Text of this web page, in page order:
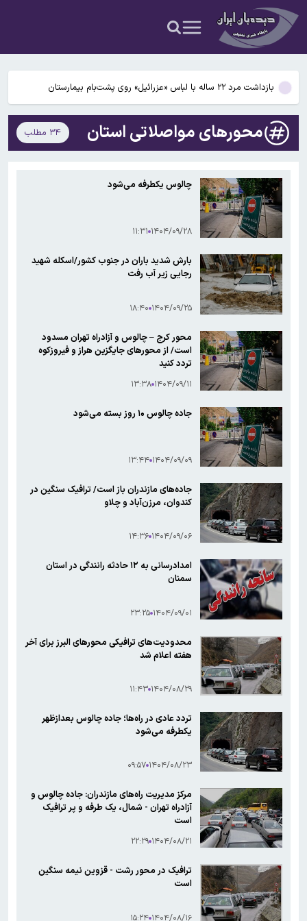
حادثه هولناک در پاساژ علاءالدین؛ ۶ نفر به بیمارستان منتقل شدند
راز ردپاهای ۱٫۴۳ میلیون ساله؛ آیا انسان‌تباران اولیه بزرگ‌تر از تصور ما
بودند؟
بازداشت مرد ۲۲ ساله با لباس «عزرائیل» روی پشت‌بام بیمارستان
حملات به عربستان از پایگاه‌های اسرائیلی در سوریه انجام شد
ماجرای پیامک « مشمول سهمیه جنگ هستید» چیست؟
حادثه هولناک در پاساژ علاءالدین؛ ۶ نفر به بیمارستان منتقل شدند
راز ردپاهای ۱٫۴۳ میلیون ساله؛ آیا انسان‌تباران اولیه بزرگ‌تر از تصور ما
بودند؟
محورهای مواصلاتی استان ۳۴ مطلب
چالوس یکطرفه می‌شود
۱۴۰۴/۰۹/۲۸ ۱۱:۳۱
بارش شدید باران در جنوب کشور/اسکله شهید
رجایی زیر آب رفت
۱۴۰۴/۰۹/۲۵ ۱۸:۴۰
محور کرج – چالوس و آزادراه تهران مسدود
است/ از محورهای جایگزین هراز و فیروزکوه
تردد کنید
۱۴۰۴/۰۹/۱۱ ۱۳:۳۸
جاده چالوس ۱۰ روز بسته می‌شود
۱۴۰۴/۰۹/۰۹ ۱۳:۴۴
جاده‌های مازندران باز است/ ترافیک سنگین در
کندوان، مرزن‌آباد و چلاو
۱۴۰۴/۰۹/۰۶ ۱۴:۳۶
امدادرسانی به ۱۲ حادثه رانندگی در استان
سمنان
۱۴۰۴/۰۹/۰۱ ۲۳:۲۵
محدودیت‌های ترافیکی محورهای البرز برای آخر
هفته اعلام شد
۱۴۰۴/۰۸/۲۹ ۱۱:۴۳
تردد عادی در راه‌ها؛ جاده چالوس بعدازظهر
یکطرفه می‌شود
۱۴۰۴/۰۸/۲۳ ۰۹:۵۷
مرکز مدیریت راه‌های مازندران: جاده چالوس و
آزادراه تهران - شمال، یک طرفه و پر ترافیک
است
۱۴۰۴/۰۸/۲۱ ۲۲:۲۹
ترافیک در محور رشت - قزوین نیمه سنگین
است
۱۴۰۴/۰۸/۱۶ ۱۵:۲۴